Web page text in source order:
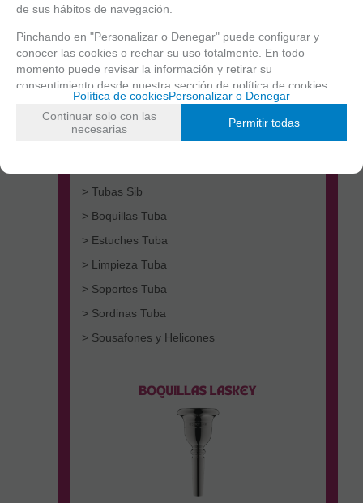
> Tubas Do
> Tubas Sib
> Boquillas Tuba
> Estuches Tuba
> Limpieza Tuba
> Soportes Tuba
> Sordinas Tuba
> Sousafones y Helicones
de sus hábitos de navegación.
Pinchando en "Personalizar o Denegar" puede configurar y
conocer las cookies o rechar su uso totalmente. En todo
momento puede revisar la información y retirar su
consentimiento desde nuestra sección de política de cookies.
Política de cookiesPersonalizar o Denegar
Continuar solo con las
necesarias
Permitir todas